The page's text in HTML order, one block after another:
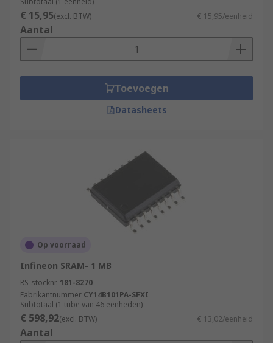
€ 15,95(excl. BTW) € 15,95/eenheid
Aantal
Toevoegen
Datasheets
Op voorraad
Infineon SRAM- 1 MB
RS-stocknr. 181-8270
Fabrikantnummer CY14B101PA-SFXI
Subtotaal (1 tube van 46 eenheden)
€ 598,92(excl. BTW) € 13,02/eenheid
Aantal